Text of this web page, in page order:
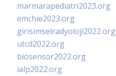
marmarapediatri2023.org
emchie2023.org
girisimselradyoloji2022.org
utcd2022.org
biosensor2022.org
ialp2022.org